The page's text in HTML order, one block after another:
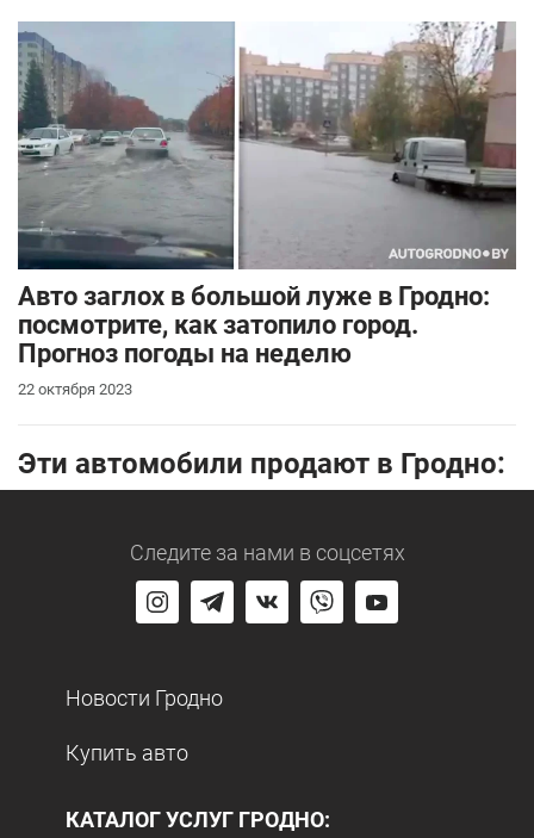
Авто заглох в большой луже в Гродно:
посмотрите, как затопило город.
Прогноз погоды на неделю
22 октября 2023
Эти автомобили продают в Гродно:
Следите за нами в соцсетях
Новости Гродно
Купить авто
КАТАЛОГ УСЛУГ ГРОДНО: